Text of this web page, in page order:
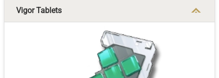
Vigor Tablets